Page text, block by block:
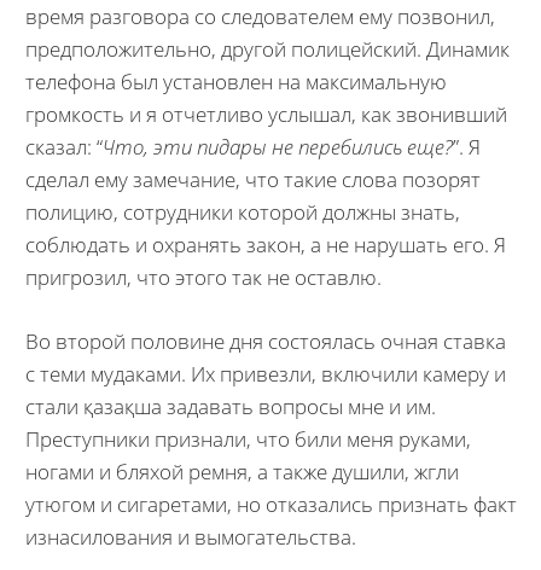
время разговора со следователем ему позвонил,
предположительно, другой полицейский. Динамик
телефона был установлен на максимальную
громкость и я отчетливо услышал, как звонивший
сказал: “Что, эти пидары не перебились еще?”. Я
сделал ему замечание, что такие слова позорят
полицию, сотрудники которой должны знать,
соблюдать и охранять закон, а не нарушать его. Я
пригрозил, что этого так не оставлю.
Во второй половине дня состоялась очная ставка
с теми мудаками. Их привезли, включили камеру и
стали қазақша задавать вопросы мне и им.
Преступники признали, что били меня руками,
ногами и бляхой ремня, а также душили, жгли
утюгом и сигаретами, но отказались признать факт
изнасилования и вымогательства.